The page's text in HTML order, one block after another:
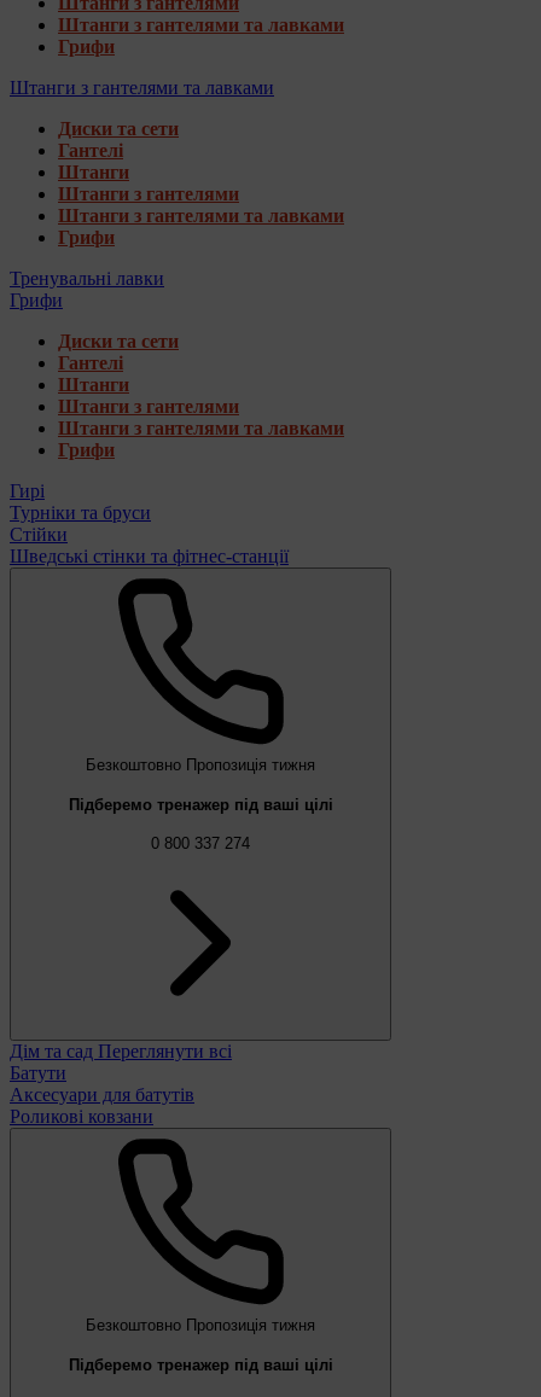
Штанги з гантелями та лавками
Грифи
Штанги з гантелями та лавками
Диски та сети
Гантелі
Штанги
Штанги з гантелями
Штанги з гантелями та лавками
Грифи
Тренувальні лавки
Грифи
Диски та сети
Гантелі
Штанги
Штанги з гантелями
Штанги з гантелями та лавками
Грифи
Гирі
Турніки та бруси
Стійки
Шведські стінки та фітнес-станції
Безкоштовно Пропозиція тижня
Підберемо тренажер під ваші цілі
0 800 337 274
Дім та сад Переглянути всі
Батути
Аксесуари для батутів
Роликові ковзани
Безкоштовно Пропозиція тижня
Підберемо тренажер під ваші цілі